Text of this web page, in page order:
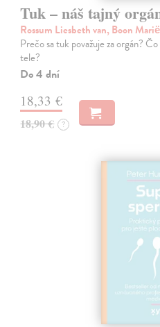
Tuk – náš tajný
Rossum Liesbeth van, Boon
Prečo sa tuk považuje za orgán?
tele?
Do 4 dní
18,33 €
18,90 € ?